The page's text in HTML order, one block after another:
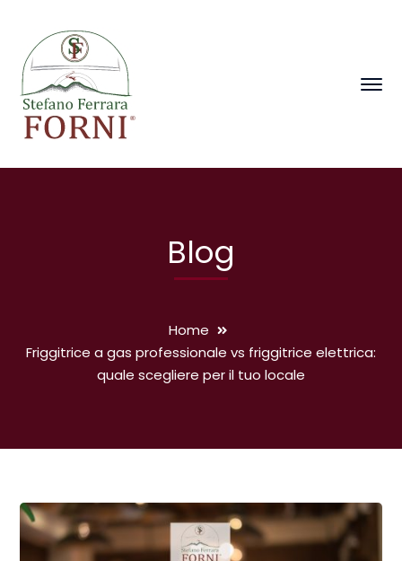
Blog
Home
Friggitrice a gas professionale vs friggitrice elettrica:
quale scegliere per il tuo locale